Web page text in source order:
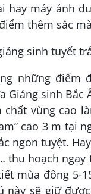
hay máy ảnh
thêm sắc
những điểm
Giáng sinh
chất vùng cao
cao 3 m tại
ngon tuyệt.
thu hoạch ngay
mùa đông 5-
này sẽ giữ